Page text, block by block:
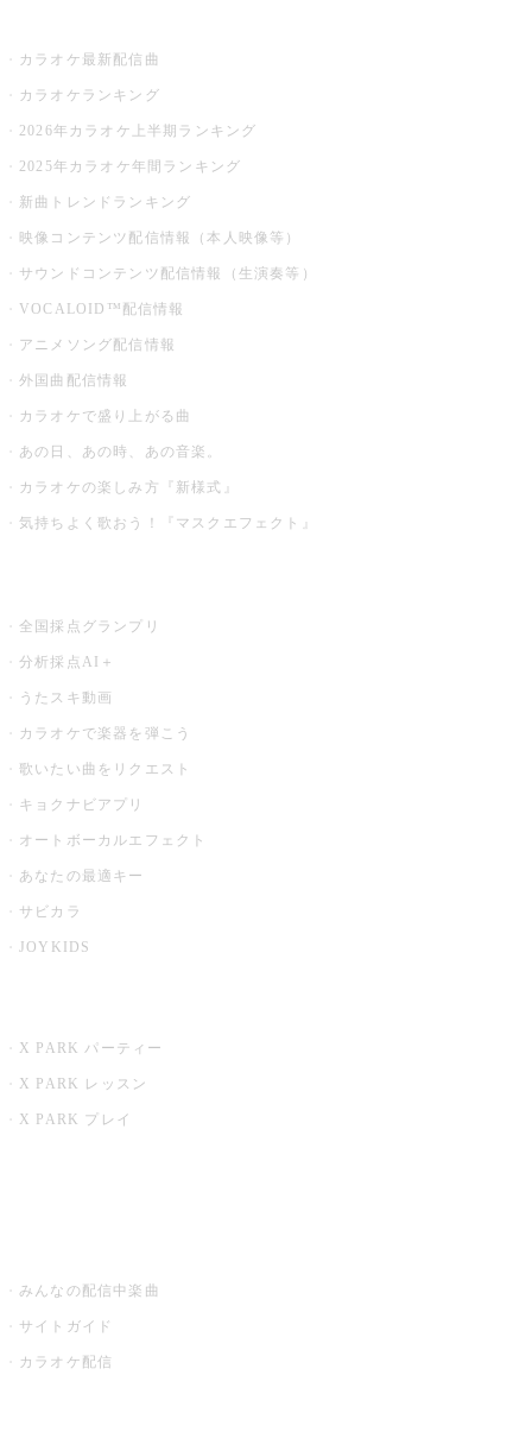
カラオケ最新配信曲
カラオケランキング
2026年カラオケ上半期ランキング
2025年カラオケ年間ランキング
新曲トレンドランキング
映像コンテンツ配信情報（本人映像等）
サウンドコンテンツ配信情報（生演奏等）
VOCALOID™配信情報
アニメソング配信情報
外国曲配信情報
カラオケで盛り上がる曲
あの日、あの時、あの音楽。
カラオケの楽しみ方『新様式』
気持ちよく歌おう！『マスクエフェクト』
全国採点グランプリ
分析採点AI＋
うたスキ動画
カラオケで楽器を弾こう
歌いたい曲をリクエスト
キョクナビアプリ
オートボーカルエフェクト
あなたの最適キー
サビカラ
JOYKIDS
X PARK パーティー
X PARK レッスン
X PARK プレイ
みんなの配信中楽曲
サイトガイド
カラオケ配信